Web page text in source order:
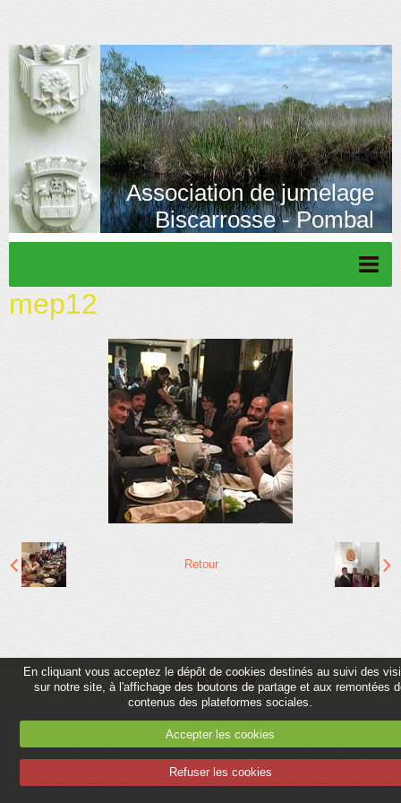
Association de jumelage
Biscarrosse - Pombal
Page d'accueil
Rétrospective
Adhérer
mep12
Retour
Mentions légales
En cliquant vous acceptez le dépôt de cookies destinés au suivi des
sur notre site, à l'affichage des boutons de partage et aux remontées
contenus des plateformes sociales.
Accepter les cookies
Refuser les cookies